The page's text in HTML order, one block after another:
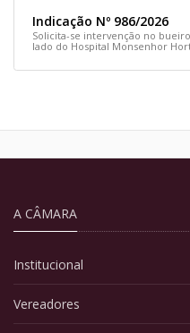
Indicação Nº 986/2026
Solicita-se intervenção no
lado do Hospital Monsenhor
A CÂMARA
Institucional
Vereadores